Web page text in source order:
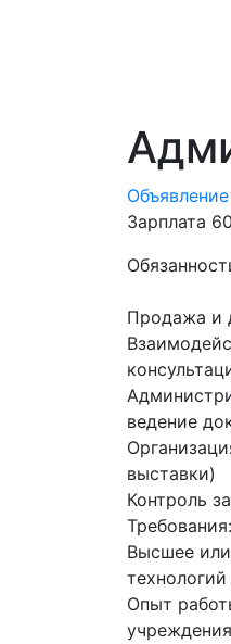
Зарплата
Продажа и
ведение
выставки)
Контроль
Требования:
Высшее
Опыт